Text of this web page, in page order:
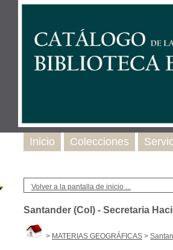
Volver a la pantalla de inicio ...
Santander (Col) - Secretaria
> MATERIAS GEOGRÁFICAS >
Inicio Colecciones